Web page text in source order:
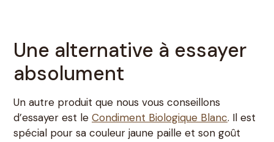
Une alternative à essayer
absolument
Un autre produit que nous vous conseillons
d’essayer est le Condiment Biologique Blanc. Il est
spécial pour sa couleur jaune paille et son goût